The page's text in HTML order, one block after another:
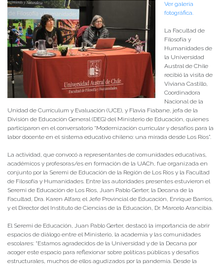
Ver galería
fotográfica.
La Facultad de
Filosofía y
Humanidades de
la Universidad
Austral de Chile
recibió la visita de
Viviana Castillo,
Coordinadora
Nacional de la
Unidad de Currículum y Evaluación (UCE), y Flavia Fiabane, jefa de la
División de Educación General (DEG) del Ministerio de Educación, quienes
participaron en el conversatorio “Modernización curricular y desafíos para la
labor docente en el sistema educativo chileno: una mirada desde Los Ríos”.
La actividad, que convocó a representantes de comunidades educativas,
académicos y profesoras/es en formación de la UACh, fue organizada en
conjunto por la Seremi de Educación de la Región de Los Ríos y la Facultad
de Filosofía y Humanidades. Entre las autoridades presentes estuvieron el
Seremi de Educación de Los Ríos, Juan Pablo Gerter; la Decana de la
Facultad, Dra. Karen Alfaro; el Jefe Provincial de Educación, Enrique Barrios,
y el Director del Instituto de Ciencias de la Educación, Dr. Marcelo Arancibia.
El Seremi de Educación, Juan Pablo Gerter, destacó la importancia de abrir
espacios de diálogo entre el Ministerio, la academia y las comunidades
escolares: “Estamos agradecidos de la Universidad y de la Decana por
acoger este espacio para reflexionar sobre políticas públicas y desafíos
estructurales, muchos de ellos agudizados por la pandemia. Desde la